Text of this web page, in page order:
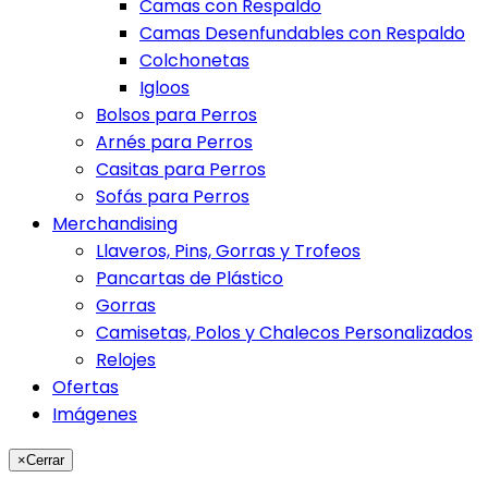
Camas con Respaldo
Camas Desenfundables con Respaldo
Colchonetas
Igloos
Bolsos para Perros
Arnés para Perros
Casitas para Perros
Sofás para Perros
Merchandising
Llaveros, Pins, Gorras y Trofeos
Pancartas de Plástico
Gorras
Camisetas, Polos y Chalecos Personalizados
Relojes
Ofertas
Imágenes
×Cerrar